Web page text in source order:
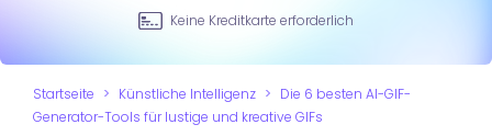
Keine Kreditkarte erforderlich
Startseite > Künstliche Intelligenz > Die 6 besten AI-GIF-
Generator-Tools für lustige und kreative GIFs